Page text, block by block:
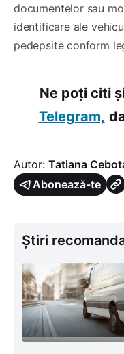
documentelor sau
identificare ale
pedepsite conform
Ne poți citi
Telegram,
Autor: Tatiana
Abonează-te
Știri